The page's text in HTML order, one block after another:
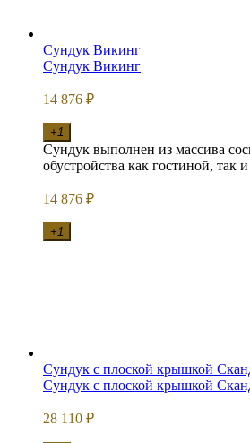
Сундук Викинг
Сундук Викинг
14 876 ₽
+1
Сундук выполнен из массива
обустройства как гостиной, так
14 876 ₽
+1
Сундук с плоской крышкой
Сундук с плоской крышкой
28 110 ₽